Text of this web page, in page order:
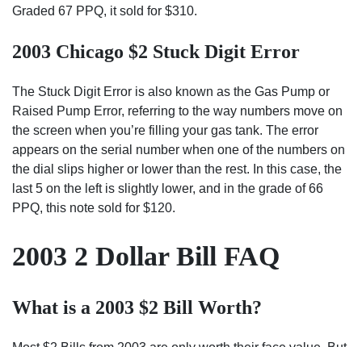
Graded 67 PPQ, it sold for $310.
2003 Chicago $2 Stuck Digit Error
The Stuck Digit Error is also known as the Gas Pump or
Raised Pump Error, referring to the way numbers move on
the screen when you’re filling your gas tank. The error
appears on the serial number when one of the numbers on
the dial slips higher or lower than the rest. In this case, the
last 5 on the left is slightly lower, and in the grade of 66
PPQ, this note sold for $120.
2003 2 Dollar Bill FAQ
What is a 2003 $2 Bill Worth?